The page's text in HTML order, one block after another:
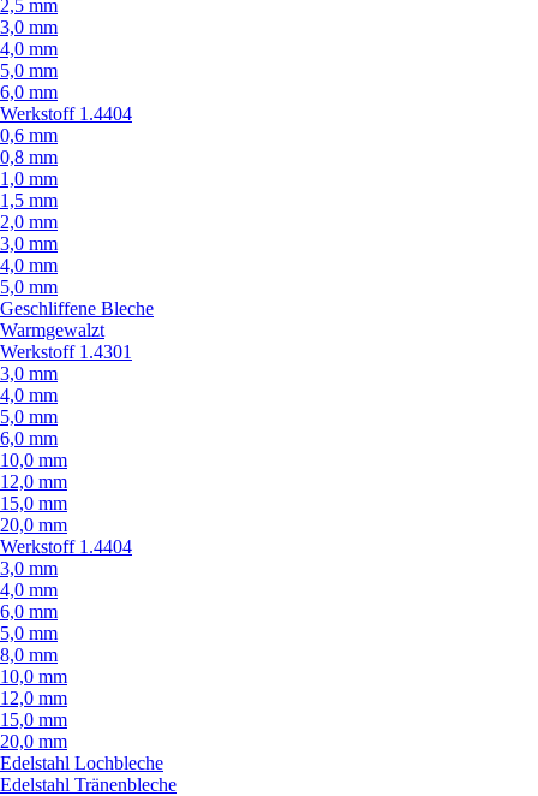
2,5 mm
3,0 mm
4,0 mm
5,0 mm
6,0 mm
Werkstoff 1.4404
0,6 mm
0,8 mm
1,0 mm
1,5 mm
2,0 mm
3,0 mm
4,0 mm
5,0 mm
Geschliffene Bleche
Warmgewalzt
Werkstoff 1.4301
3,0 mm
4,0 mm
5,0 mm
6,0 mm
10,0 mm
12,0 mm
15,0 mm
20,0 mm
Werkstoff 1.4404
3,0 mm
4,0 mm
6,0 mm
5,0 mm
8,0 mm
10,0 mm
12,0 mm
15,0 mm
20,0 mm
Edelstahl Lochbleche
Edelstahl Tränenbleche